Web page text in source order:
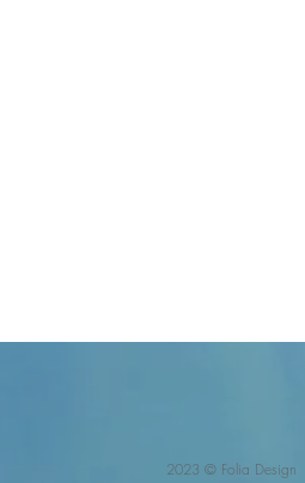
2023 © Folia Design